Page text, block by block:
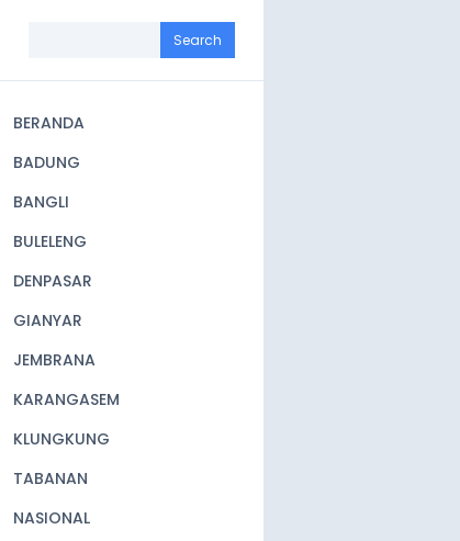
navigation
BERANDA
BADUNG
BANGLI
BULELENG
DENPASAR
GIANYAR
JEMBRANA
KARANGASEM
KLUNGKUNG
TABANAN
NASIONAL